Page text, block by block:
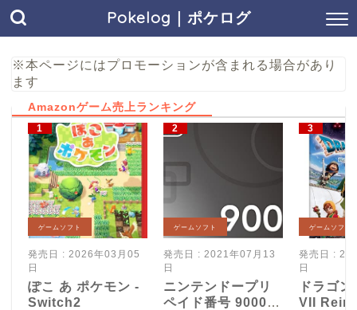
Pokelog｜ポケログ
※本ページにはプロモーションが含まれる場合があり
ます
Amazonゲーム売上ランキング
ゲームソフト
発売日 : 2026年03月05
日
ぽこ あ ポケモン -
Switch2
ゲームソフト
発売日 : 2021年07月13
日
ニンテンドープリ
ペイド番号 9000
ゲームソフト
発売日 :
日
ドラゴ
VII